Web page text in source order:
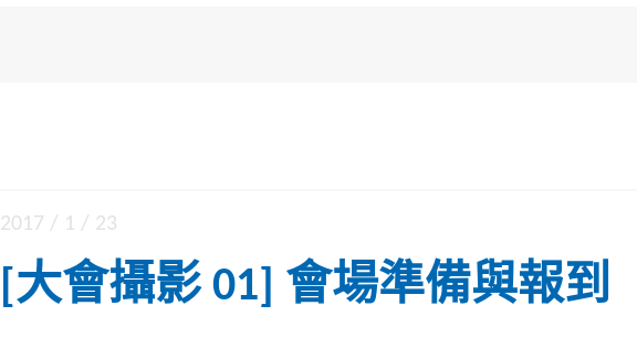
2017 / 1 / 23
[大會攝影 01] 會場準備與報到